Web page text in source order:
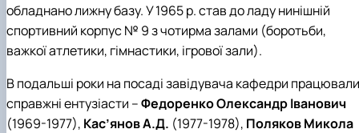
обладнано лижну базу. У 1965 р. став до ладу нинішній
спортивний корпус № 9 з чотирма залами (боротьби,
важкої атлетики, гімнастики, ігрової зали).
В подальші роки на посаді завідувача кафедри працювали
справжні ентузіасти –Федоренко Олександр Іванович
(1969-1977), Кас’янов А.Д. (1977-1978), Поляков Микола